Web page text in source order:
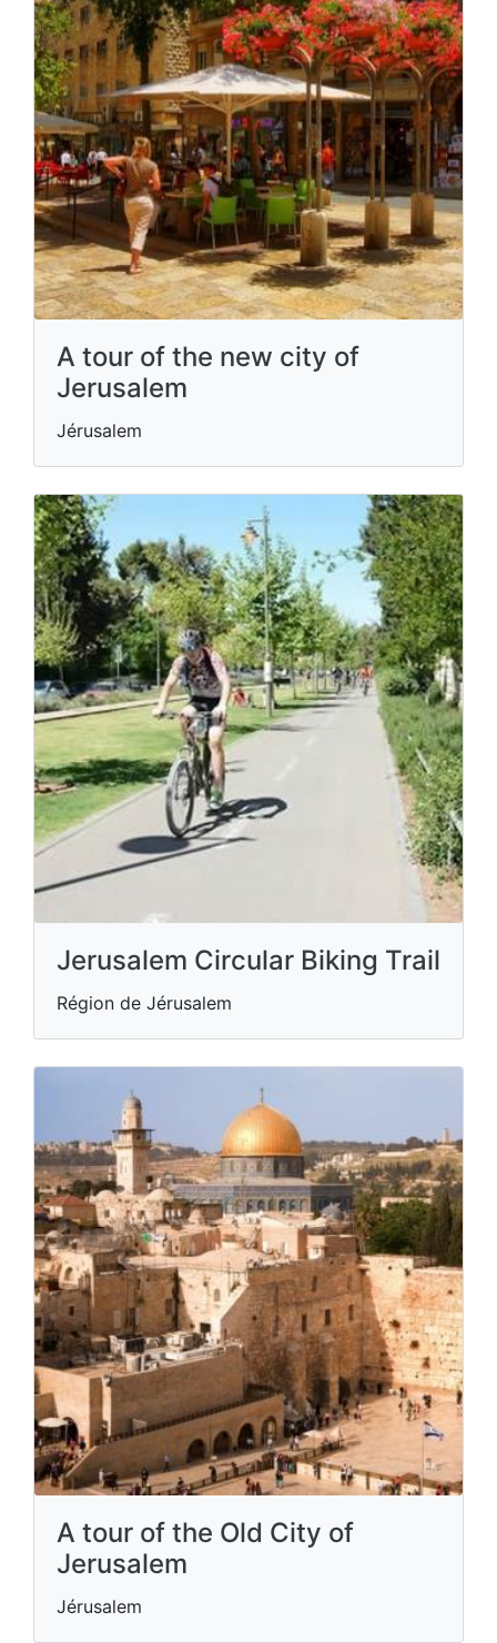
A tour of the new city of
Jerusalem
Jérusalem
Jerusalem Circular Biking Trail
Région de Jérusalem
A tour of the Old City of
Jerusalem
Jérusalem